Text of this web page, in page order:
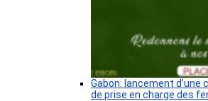
Gabon: lancement d’une
de prise en charge des